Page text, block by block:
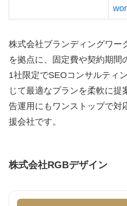
株式会社ブランディングワー
を拠点に、固定費や契約期間
1社限定でSEOコンサルティ
じて最適なプランを柔軟に提
告運用にもワンストップで対
援会社です。
株式会社RGBデザイン